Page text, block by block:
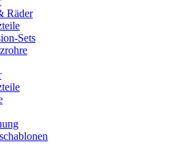
Räder
Sets